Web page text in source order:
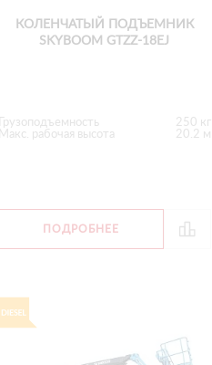
КОЛЕНЧАТЫЙ ПОДЪЕМНИК
SKYBOOM GTZZ-18EJ
Грузоподъемность
250 кг
Макс. рабочая высота
20.2 м
ПОДРОБНЕЕ